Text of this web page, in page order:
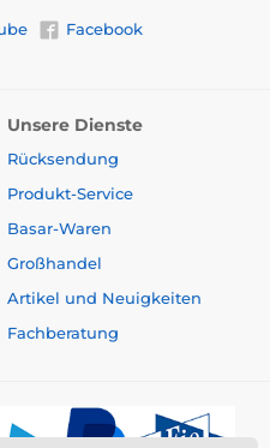
Facebook
Unsere Dienste
Rücksendung
Produkt-Service
Basar-Waren
Großhandel
Artikel und Neuigkeiten
Fachberatung